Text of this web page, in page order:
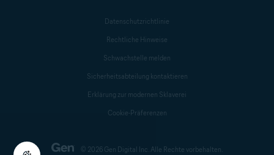
© 2026 Gen Digital Inc. Alle Rechte vorbehalten.
Datenschutzrichtlinie
Rechtliche Hinweise
Schwachstelle melden
Sicherheitsabteilung kontaktieren
Erklärung zur modernen Sklaverei
Cookie-Präferenzen